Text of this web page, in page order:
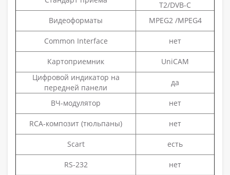
T2/DVB-C
Видеоформаты
MPEG2 /MPEG4
Common Interface нет
Картоприемник
UniCAM
Цифровой индикатор на
передней панели
да
ВЧ-модулятор нет
RCA-композит (тюльпаны) нет
Scart есть
RS-232 нет